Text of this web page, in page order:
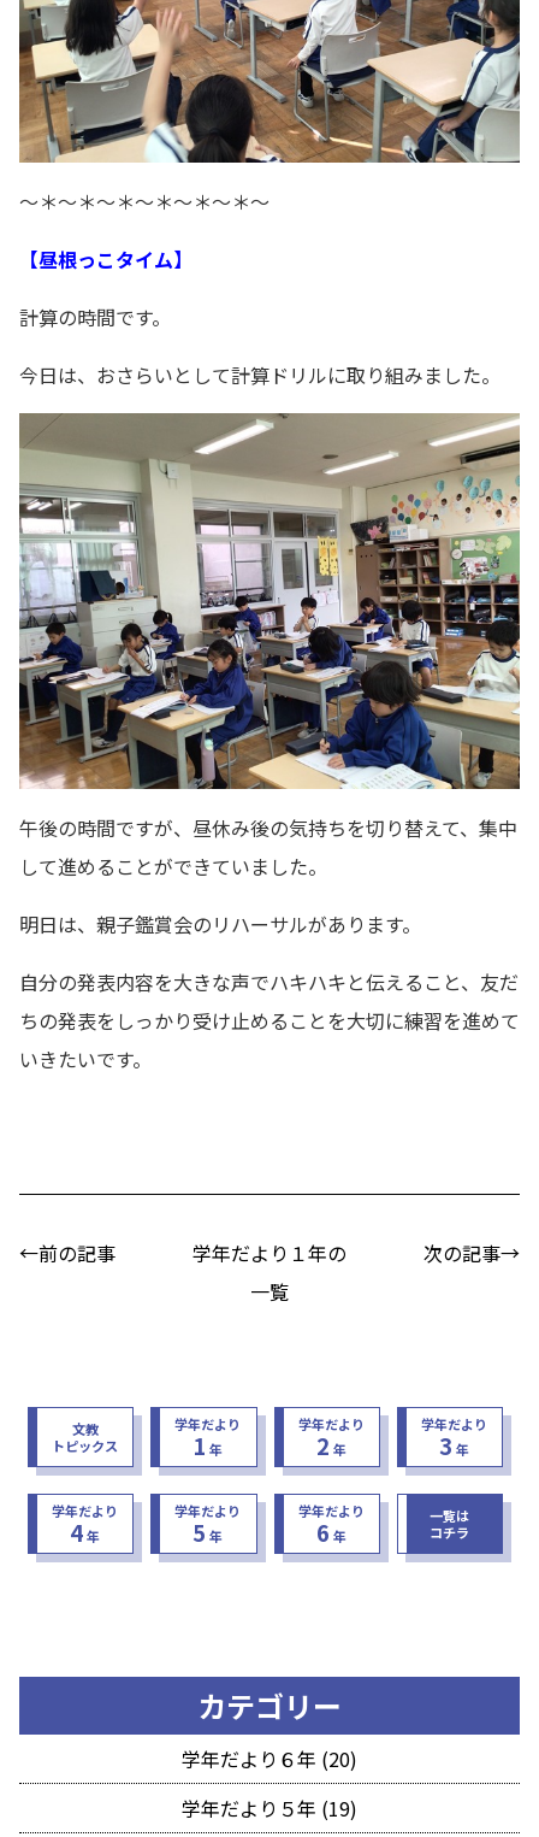
～＊～＊～＊～＊～＊～＊～
【昼根っこタイム】
計算の時間です。
今日は、おさらいとして計算ドリルに取り組みました。
午後の時間ですが、昼休み後の気持ちを切り替えて、集中
して進めることができていました。
明日は、親子鑑賞会のリハーサルがあります。
自分の発表内容を大きな声でハキハキと伝えること、友だ
ちの発表をしっかり受け止めることを大切に練習を進めて
いきたいです。
←前の記事
学年だより１年の
一覧
次の記事→
文教
トピックス
学年だより
1 年
学年だより
2 年
学年だより
3 年
学年だより
4年
学年だより
5 年
学年だより
6 年
一覧は
コチラ
カテゴリー
学年だより６年 (20)
学年だより５年 (19)